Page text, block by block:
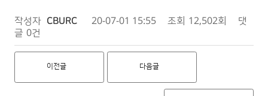
작성자 CBURC 20-07-01 15:55 조회 12,502회
댓
글 0건
이전글 다음글